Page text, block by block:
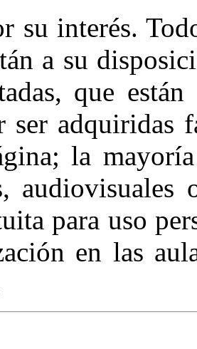
su interés.
a su
que
ser adquiridas
la
audiovisuales
para uso
en las